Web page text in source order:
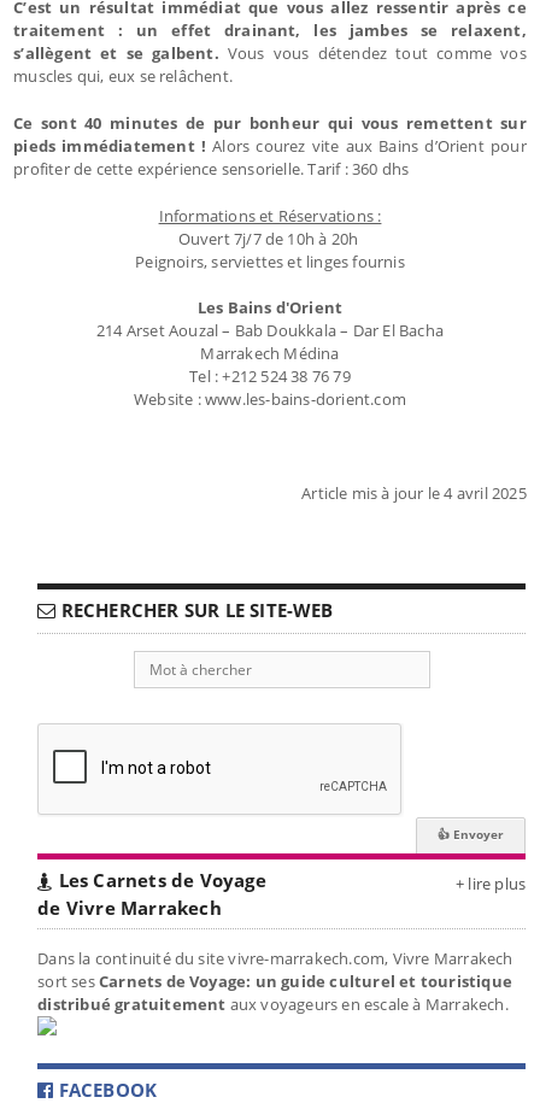
C’est un résultat immédiat que vous allez ressentir après ce
traitement : un effet drainant, les jambes se relaxent,
s’allègent et se galbent. Vous vous détendez tout comme vos
muscles qui, eux se relâchent.
Ce sont 40 minutes de pur bonheur qui vous remettent sur
pieds immédiatement ! Alors courez vite aux Bains d’Orient pour
profiter de cette expérience sensorielle. Tarif : 360 dhs
Informations et Réservations :
Ouvert 7j/7 de 10h à 20h
Peignoirs, serviettes et linges fournis
Les Bains d'Orient
214 Arset Aouzal – Bab Doukkala – Dar El Bacha
Marrakech Médina
Tel : +212 524 38 76 79
Website : www.les-bains-dorient.com
Article mis à jour le 4 avril 2025
RECHERCHER SUR LE SITE-WEB
Les Carnets de Voyage
de Vivre Marrakech
+ lire plus
Dans la continuité du site vivre-marrakech.com, Vivre Marrakech
sort sesCarnets de Voyage: un guide culturel et touristique
distribué gratuitement aux voyageurs en escale à Marrakech.
FACEBOOK